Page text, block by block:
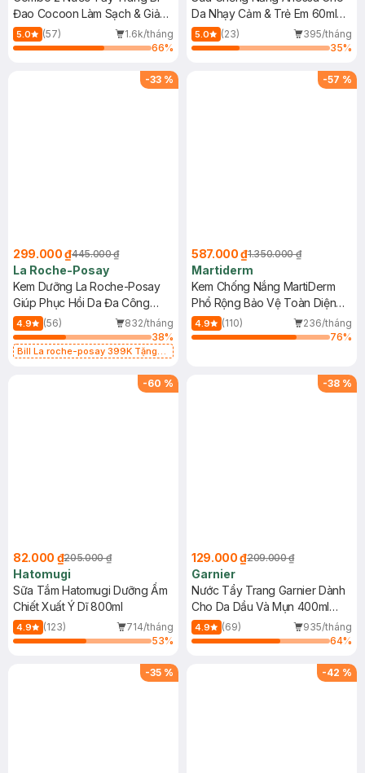
Đao Cocoon Làm Sạch & Giảm
Dầu 500ml
5.0 (57)
1.6k/tháng
66%
Da Nhạy Cảm & Trẻ Em 60ml
(Mới)
5.0 (23)
395/tháng
35%
-33 %
299.000 ₫445.000 ₫
La Roche-Posay
Kem Dưỡng La Roche-Posay
Giúp Phục Hồi Da Đa Công
Dụng 40ml
4.9 (56)
832/tháng
38%
Bill La roche-posay 399K Tặng
-57 %
587.000 ₫1.350.000 ₫
Martiderm
Kem Chống Nắng MartiDerm
Phổ Rộng Bảo Vệ Toàn Diện
40ml
4.9 (110)
236/tháng
76%
-60 %
82.000 ₫205.000 ₫
Hatomugi
Sữa Tắm Hatomugi Dưỡng Ẩm
Chiết Xuất Ý Dĩ 800ml
4.9 (123)
714/tháng
53%
-38 %
129.000 ₫209.000 ₫
Garnier
Nước Tẩy Trang Garnier Dành
Cho Da Dầu Và Mụn 400ml
(Mới)
4.9 (69)
935/tháng
64%
-35 % -42 %